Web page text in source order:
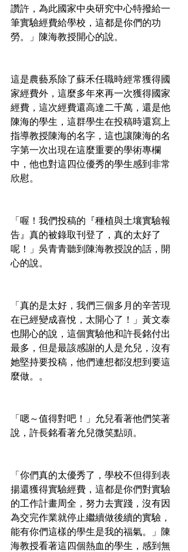
讚許，為此國家中央研究中心特撥給一
筆實驗經費給學校，這都是你們的功
勞。」陳海教授開心的說。
這是農藝系除了蘇禾任職時經常獲得國
家經費外，這麼多年來再一次獲得國家
經費，這次經費還高達二千萬，還是他
陳海的學生，這群學生在投稿時還寫上
指導教授陳海的名字，這也讓陳海的名
字第一次出現在這麼重要的學術專欄
中，他也對這四位優秀的學生感到非常
欣慰。
「喔！我們投稿的『種植與土壤實驗報
告』真的被錄取刊登了，真的太好了
呢！」吳青青聽到陳海教授說的話，開
心的說。
「真的是太好，我們三個多月的辛苦現
在已經變成喜悅，太開心了！」黃文泰
也開心的說，這個實驗他和許長銘付出
最多，但是最該感謝的人是允兒，沒有
她堅持要投稿，他們連想都沒想到要這
麼做。。
「嗯～值得對吧！」允兒看著他們笑著
說，許長銘看著允兒微笑點頭。
「你們真的太優秀了，學校不但得到表
揚還獲得實驗經費，這都是你們對實驗
的工作計畫周全，努力去實踐，沒有因
為交完作業就停止繼續做後續的實驗，
能有你們這樣的學生是我的福氣。」陳
海教授看著這四個熱血的學生，感到無